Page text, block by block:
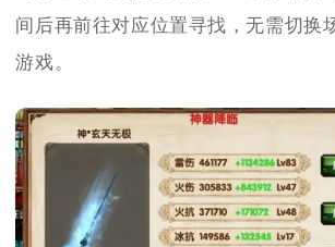
间后再前往对应位置寻找，无需切换
游戏。